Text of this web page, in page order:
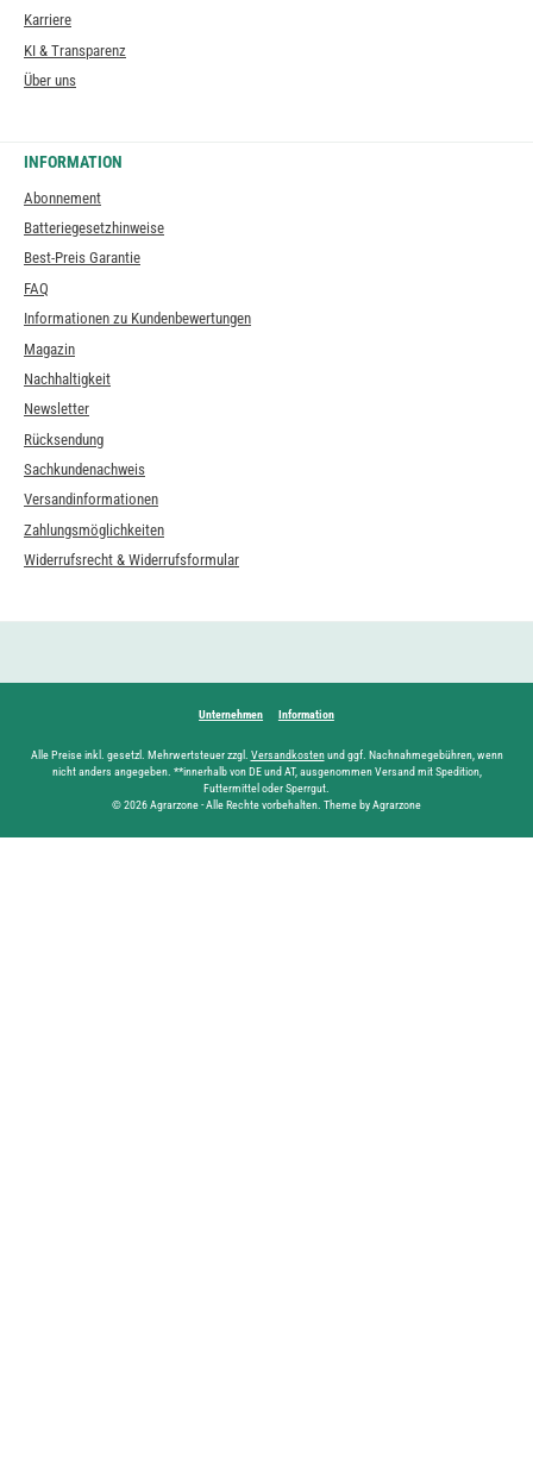
Karriere
KI & Transparenz
Über uns
INFORMATION
Abonnement
Batteriegesetzhinweise
Best-Preis Garantie
FAQ
Informationen zu Kundenbewertungen
Magazin
Nachhaltigkeit
Newsletter
Rücksendung
Sachkundenachweis
Versandinformationen
Zahlungsmöglichkeiten
Widerrufsrecht & Widerrufsformular
Unternehmen Information
Alle Preise inkl. gesetzl. Mehrwertsteuer zzgl. Versandkostenund ggf. Nachnahmegebühren, wenn
nicht anders angegeben. **innerhalb von DE und AT, ausgenommen Versand mit Spedition,
Futtermittel oder Sperrgut.
© 2026 Agrarzone - Alle Rechte vorbehalten. Theme by Agrarzone